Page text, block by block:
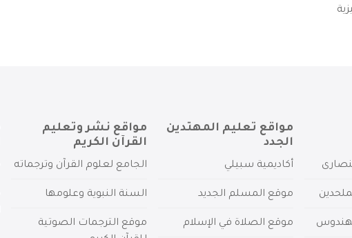
مواقع تعليم المهتدين
الجدد
أكاديمية سبيلي
موقع المسلم الجديد
موقع الصلاة في الإسلام
مواقع نشر وتعليم
القرآن الكريم
الجامع لعلوم القرآن وترجماته
السنة النبوية وعلومها
موقع الترجمات الصوتية